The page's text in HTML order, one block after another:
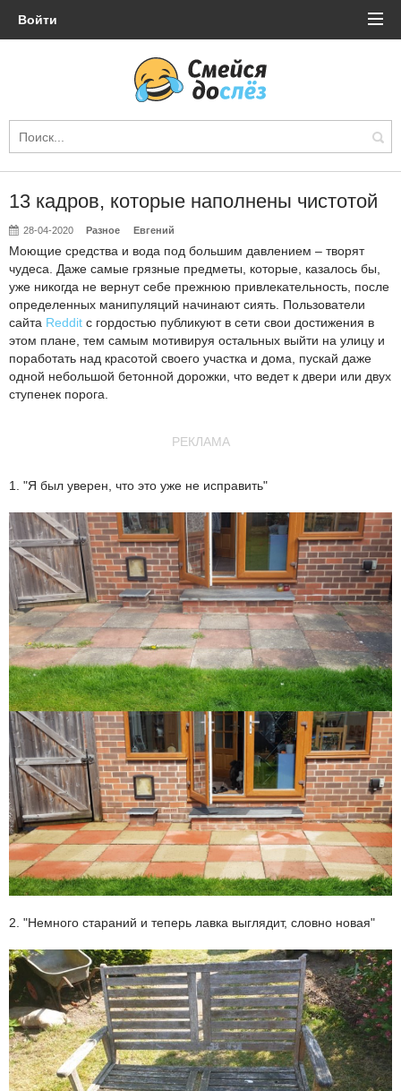
Войти
13 кадров, которые наполнены чистотой
28-04-2020 Разное Евгений
Моющие средства и вода под большим давлением – творят
чудеса. Даже самые грязные предметы, которые, казалось бы,
уже никогда не вернут себе прежнюю привлекательность, после
определенных манипуляций начинают сиять. Пользователи
сайта Reddit с гордостью публикуют в сети свои достижения в
этом плане, тем самым мотивируя остальных выйти на улицу и
поработать над красотой своего участка и дома, пускай даже
одной небольшой бетонной дорожки, что ведет к двери или двух
ступенек порога.
РЕКЛАМА
1. "Я был уверен, что это уже не исправить"
2. "Немного стараний и теперь лавка выглядит, словно новая"